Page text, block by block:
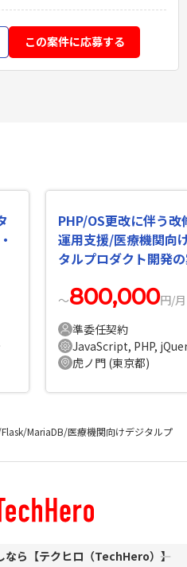
この案件に応募する
PHP/OS更改に伴う改
運用支援/医療機関向
タルプロダクト開発
〜800,000円/月
準委任契約
虎ノ門 (東京都)
MariaDB/医療機関向けデジタルプ
なら【テクヒロ（TechHero）】